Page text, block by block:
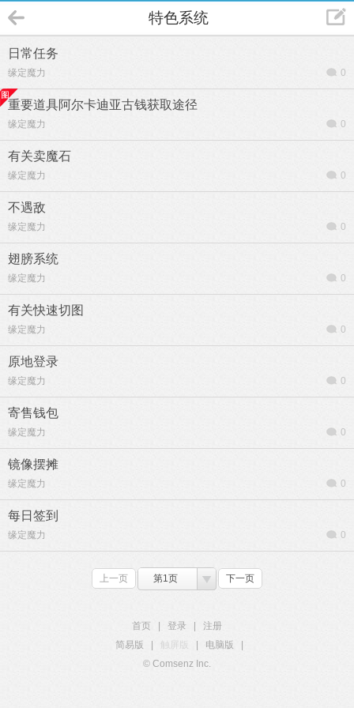
特色系统
日常任务
缘定魔力 0
重要道具阿尔卡迪亚古钱获取途径
缘定魔力 0
有关卖魔石
缘定魔力 0
不遇敌
缘定魔力 0
翅膀系统
缘定魔力 0
有关快速切图
缘定魔力 0
原地登录
缘定魔力 0
寄售钱包
缘定魔力 0
镜像摆摊
缘定魔力 0
每日签到
缘定魔力 0
上一页 第1页 下一页
首页 登录
注册
简易版
触屏版 电脑版
© Comsenz Inc.